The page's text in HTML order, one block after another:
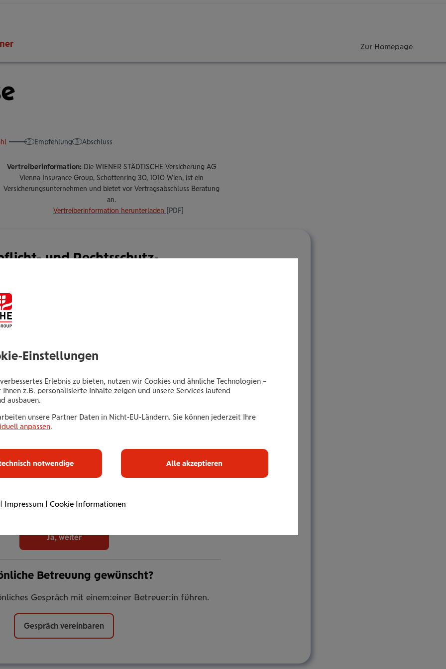
Zur Homepage
Empfehlung Abschluss
Vertreiberinformation: Die WIENER STÄDTISCHE Versicherung AG
Vienna Insurance Group, Schottenring 30, 1010 Wien, ist ein
Versicherungsunternehmen und bietet vor Vertragsabschluss Beratung
an.
Vertreiberinformation herunterladen
[PDF]
und Rechts­schutz­
kann immer etwas Unvorhergesehenes passieren:
(finanzieller Schaden) tritt
gegen Sie
Strafverfahren Ihre rechtlichen
schützt Sie vor, während und nach der
vor finanziellen Risiken.
noch keinen oder keinen ausreichenden
sich als Veranstalter:in und wünschen einen solchen.
Ja, weiter
Betreuung gewünscht?
Gespräch mit einem:einer Betreuer:in führen.
Gespräch vereinbaren
Einstellungen
Erlebnis zu bieten, nutzen wir Cookies und ähnliche Technologien –
Ihnen z.B. personalisierte Inhalte zeigen und unsere Services laufend
ausbauen.
unsere Partner Daten in Nicht-EU-Ländern. Sie können jederzeit Ihre
anpassen.
notwendige Alle akzeptieren
| Impressum | Cookie Informationen